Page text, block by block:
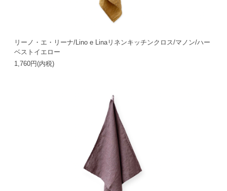
リーノ・エ・リーナ/Lino e Linaリネンキッチンクロス/マノン/ハー
ベストイエロー
1,760円(内税)